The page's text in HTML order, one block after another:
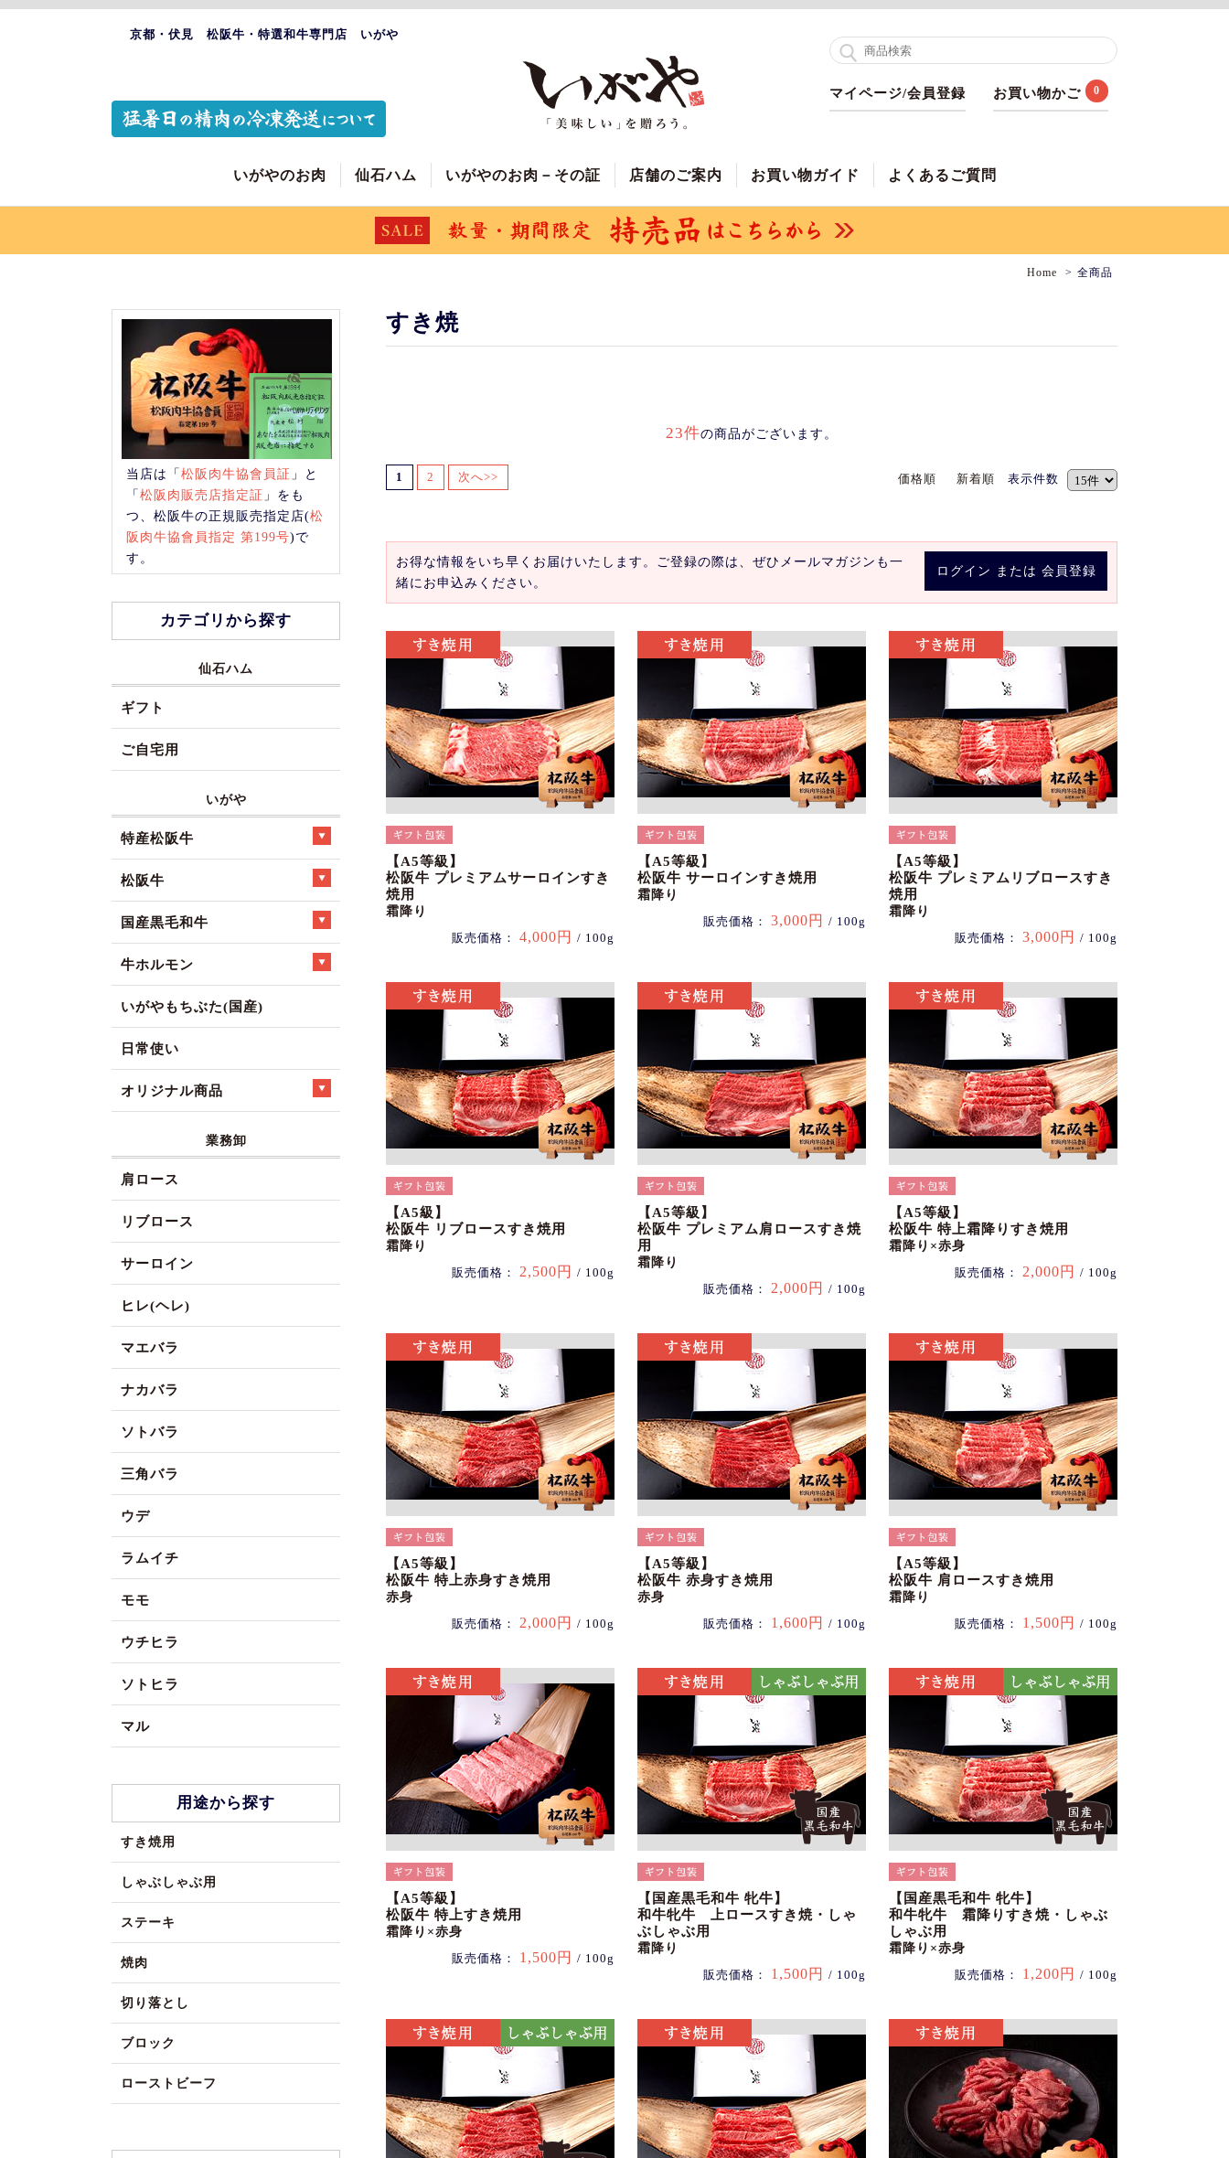
京都・伏見 松阪牛・特選和牛専門店 いがや
マイページ/会員登録 お買い物かご 0
いがやのお肉 仙石ハム いがやのお肉－その証 店舗のご案内 お買い物ガイド よくあるご質問
Home 全商品
すき焼
23件の商品がございます。
価格順 新着順 表示件数
1 2 次へ>>
ログイン または 会員登録
お得な情報をいち早くお届けいたします。ご登録の際は、ぜひメールマガジンも一
緒にお申込みください。
【A5等級】
松阪牛 プレミアムサーロインすき
焼用
霜降り
販売価格： 4,000円 / 100g
【A5等級】
松阪牛 サーロインすき焼用
霜降り
販売価格： 3,000円 / 100g
【A5等級】
松阪牛 プレミアムリブロースすき
焼用
霜降り
販売価格： 3,000円 / 100g
【A5級】
松阪牛 リブロースすき焼用
霜降り
販売価格： 2,500円 / 100g
【A5等級】
松阪牛 プレミアム肩ロースすき焼
用
霜降り
販売価格： 2,000円 / 100g
【A5等級】
松阪牛 特上霜降りすき焼用
霜降り×赤身
販売価格： 2,000円 / 100g
【A5等級】
松阪牛 特上赤身すき焼用
赤身
販売価格： 2,000円 / 100g
【A5等級】
松阪牛 赤身すき焼用
赤身
販売価格： 1,600円 / 100g
【A5等級】
松阪牛 肩ロースすき焼用
霜降り
販売価格： 1,500円 / 100g
【A5等級】
松阪牛 特上すき焼用
霜降り×赤身
販売価格： 1,500円 / 100g
【国産黒毛和牛 牝牛】
和牛牝牛 上ロースすき焼・しゃ
ぶしゃぶ用
霜降り
販売価格： 1,500円 / 100g
【国産黒毛和牛 牝牛】
和牛牝牛 霜降りすき焼・しゃぶ
しゃぶ用
霜降り×赤身
販売価格： 1,200円 / 100g
当店は「松阪肉牛協會員証 」と
「松阪肉販売店指定証 」をも
つ、松阪牛の正規販売指定店(松
阪肉牛協會員指定 第199号)で
す。
カテゴリから探す
仙石ハム
ギフト
ご自宅用
いがや
特産松阪牛
松阪牛
国産黒毛和牛
牛ホルモン
いがやもちぶた(国産)
日常使い
オリジナル商品
業務卸
肩ロース
リブロース
サーロイン
ヒレ(ヘレ)
マエバラ
ナカバラ
ソトバラ
三角バラ
ウデ
ラムイチ
モモ
ウチヒラ
ソトヒラ
マル
用途から探す
すき焼用
しゃぶしゃぶ用
ステーキ
焼肉
切り落とし
ブロック
ローストビーフ